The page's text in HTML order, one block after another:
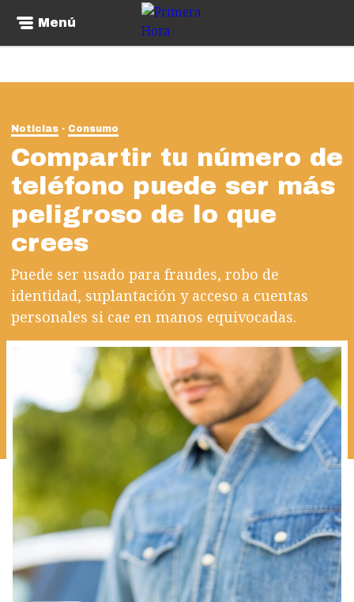
Menú
Noticias Consumo
Compartir tu número de
teléfono puede ser más
peligroso de lo que
crees
Puede ser usado para fraudes, robo de
identidad, suplantación y acceso a cuentas
personales si cae en manos equivocadas.